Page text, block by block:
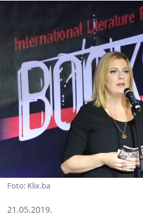
Foto: Klix.ba
21.05.2019.